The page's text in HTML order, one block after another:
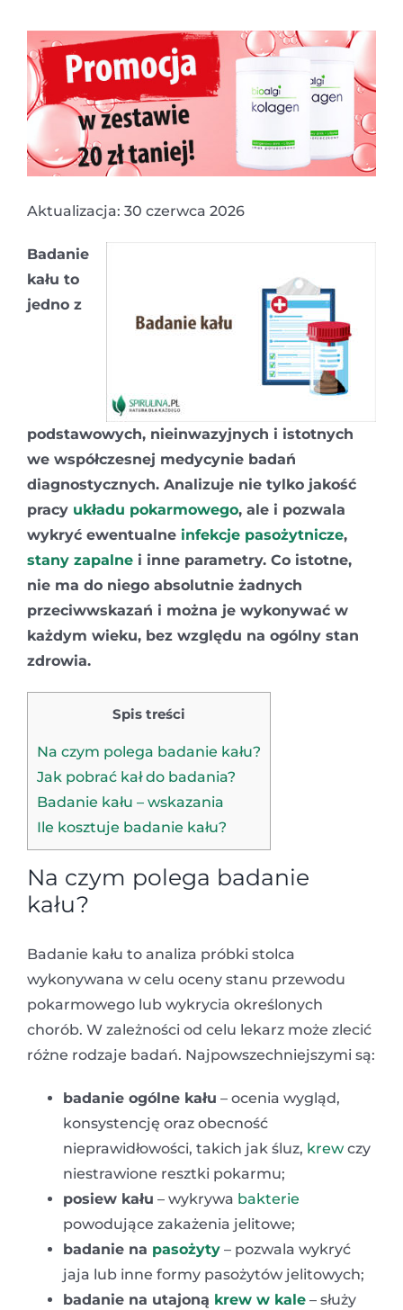
Aktualizacja: 30 czerwca 2026
Badanie
kału to
jedno z
podstawowych, nieinwazyjnych i istotnych
we współczesnej medycynie badań
diagnostycznych. Analizuje nie tylko jakość
pracy układu pokarmowego, ale i pozwala
wykryć ewentualne infekcje pasożytnicze,
stany zapalne i inne parametry. Co istotne,
nie ma do niego absolutnie żadnych
przeciwwskazań i można je wykonywać w
każdym wieku, bez względu na ogólny stan
zdrowia.
Spis treści
Na czym polega badanie kału?
Jak pobrać kał do badania?
Badanie kału – wskazania
Ile kosztuje badanie kału?
Na czym polega badanie
kału?
Badanie kału to analiza próbki stolca
wykonywana w celu oceny stanu przewodu
pokarmowego lub wykrycia określonych
chorób. W zależności od celu lekarz może zlecić
różne rodzaje badań. Najpowszechniejszymi są:
badanie ogólne kału – ocenia wygląd,
konsystencję oraz obecność
nieprawidłowości, takich jak śluz, krew czy
niestrawione resztki pokarmu;
posiew kału – wykrywa bakterie
powodujące zakażenia jelitowe;
badanie na pasożyty – pozwala wykryć
jaja lub inne formy pasożytów jelitowych;
badanie na utajoną krew w kale – służy